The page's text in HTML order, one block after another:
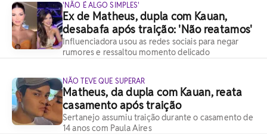
'NÃO É ALGO SIMPLES'
Ex de Matheus, dupla com Kauan,
desabafa após traição: 'Não reatamos'
Influenciadora usou as redes sociais para negar
rumores e ressaltou momento delicado
NÃO TEVE QUE SUPERAR
Matheus, da dupla com Kauan, reata
casamento após traição
Sertanejo assumiu traição durante o casamento de
14 anos com Paula Aires